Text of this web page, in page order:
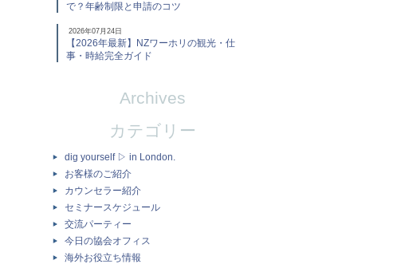
で？年齢制限と申請のコツ
2026年07月24日
【2026年最新】NZワーホリの観光・仕
事・時給完全ガイド
Archives
カテゴリー
dig yourself ▷ in London.
お客様のご紹介
カウンセラー紹介
セミナースケジュール
交流パーティー
今日の協会オフィス
海外お役立ち情報